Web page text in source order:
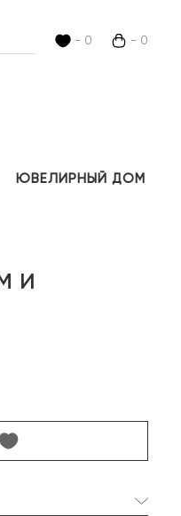
- 0 - 0
ЮВЕЛИРНЫЙ ДОМ
и